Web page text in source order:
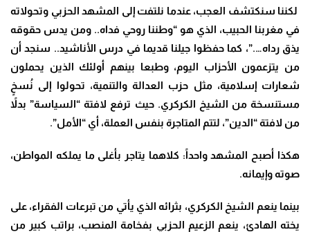
لكننا سنكتشف العجب، عندما نلتفت إلى المشهد الحزبي وتحولاته
في مغربنا الحبيب، الذي هو “وطننا روحي فداه.. ومن يدس حقوقه
يذق رداه….”، كما حفظوا جيلنا قديما في درس الأناشيد.. سنجد أن
من يتزعمون الأحزاب اليوم، وطبعا بينهم أولئك الذين يحملون
شعارات إسلامية، مثل حزب العدالة والتنمية، تحولوا إلى نُسخٍ
مستنسخة من الشيخ الكركري. حيث ترفع لافتة “السياسة” بدلاً
من لافتة “الدين”، لتتم المتاجرة بنفس العملة، أي “الأمل”.
هكذا أصبح المشهد واحداً: كلاهما يتاجر بأغلى ما يملكه المواطن،
صوته وإيمانه.
بينما ينعم الشيخ الكركري، بثرائه الذي يأتي من تبرعات الفقراء، على
يخته الهادئ، ينعم الزعيم الحزبي بفخامة المنصب، براتب كبير من